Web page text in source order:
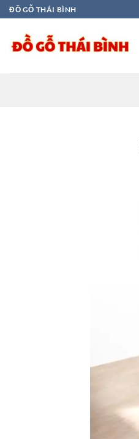
Bỏ
qua
dung
ĐỒ GỖ THÁI BÌNH